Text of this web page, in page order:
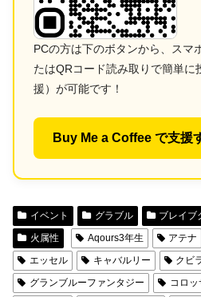
PCの方は下のボタンから、スマ
たはQRコード読み取りで簡単に
援）が可能です！
Buy Me a Coffee で支援
イベント グラブル ブレイブ
火属性
Aqours3年生 アテナ
エッセル
キャバルリー クビ
グランブルーファンタジー
コロ